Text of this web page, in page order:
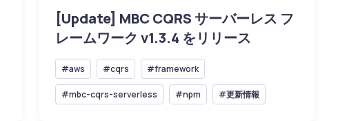
[Update] MBC CQRS サーバーレス フ
レームワーク v1.3.4 をリリース
#aws #cqrs #framework
#mbc-cqrs-serverless #npm #更新情報